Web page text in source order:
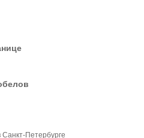
Санкт-Петербурге